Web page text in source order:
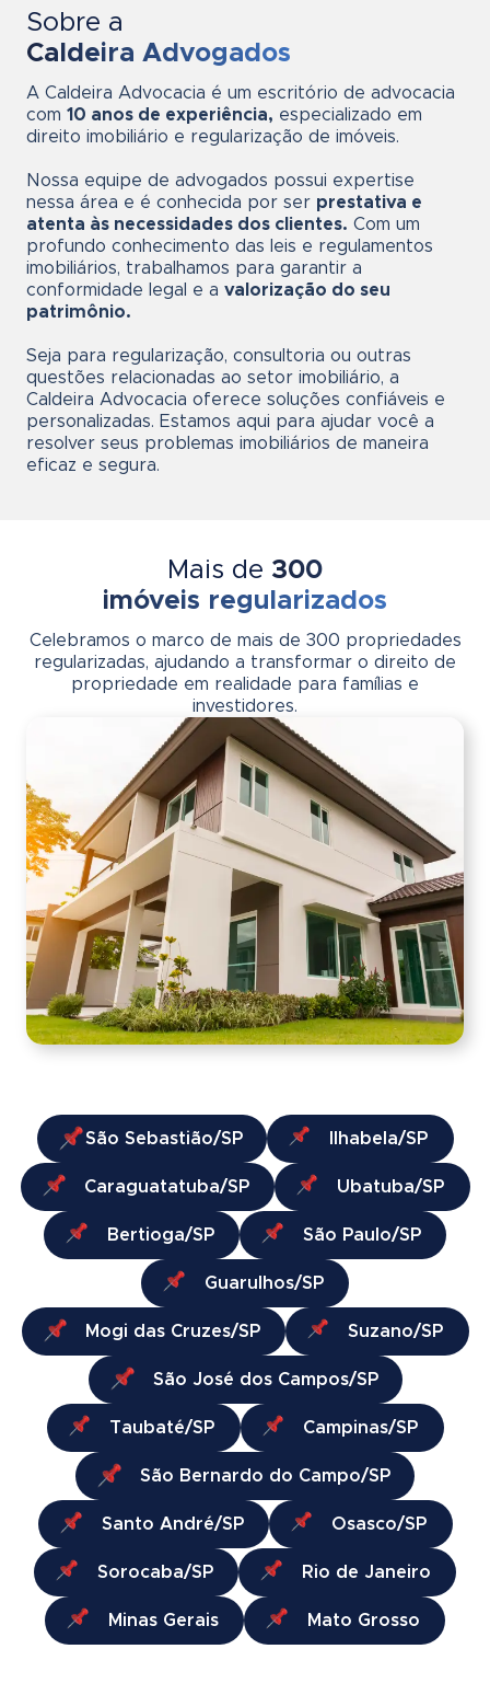
Sobre a
Caldeira Advogados
A Caldeira Advocacia é um escritório de advocacia
com 10 anos de experiência, especializado em
direito imobiliário e regularização de imóveis.
Nossa equipe de advogados possui expertise
nessa área e é conhecida por ser prestativa e
atenta às necessidades dos clientes. Com um
profundo conhecimento das leis e regulamentos
imobiliários, trabalhamos para garantir a
conformidade legal e a valorização do seu
patrimônio.
Seja para regularização, consultoria ou outras
questões relacionadas ao setor imobiliário, a
Caldeira Advocacia oferece soluções confiáveis e
personalizadas. Estamos aqui para ajudar você a
resolver seus problemas imobiliários de maneira
eficaz e segura.
Mais de 300
imóveis regularizados
Celebramos o marco de mais de 300 propriedades
regularizadas, ajudando a transformar o direito de
propriedade em realidade para famílias e
investidores.
São Sebastião/SP Ilhabela/SP
Caraguatatuba/SP Ubatuba/SP
Bertioga/SP São Paulo/SP
Guarulhos/SP
Mogi das Cruzes/SP Suzano/SP
São José dos Campos/SP
Taubaté/SP Campinas/SP
São Bernardo do Campo/SP
Santo André/SP Osasco/SP
Sorocaba/SP Rio de Janeiro
Minas Gerais Mato Grosso